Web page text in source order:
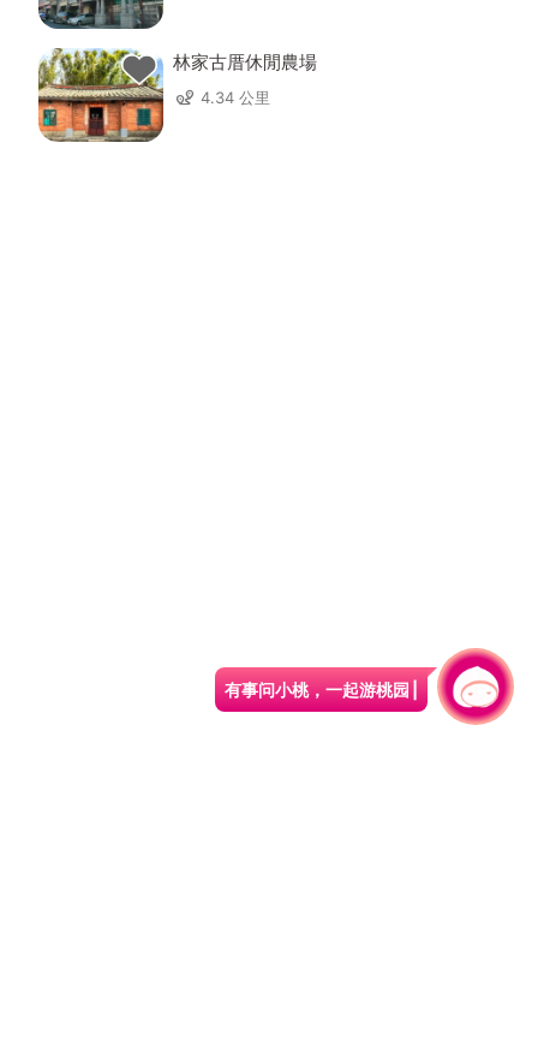
林家古厝休閒農場
4.34 公里
有事问小桃，一起游桃园